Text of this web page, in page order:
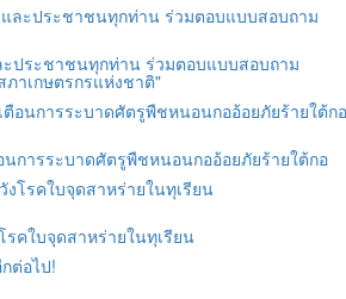
ประชาชนทุกท่าน ร่วมตอบแบบสอบถาม
าเกษตรกรแห่งชาติ"
การระบาดศัตรูพืชหนอนกออ้อยภัยร้ายใต้กอ
คใบจุดสาหร่ายในทุเรียน